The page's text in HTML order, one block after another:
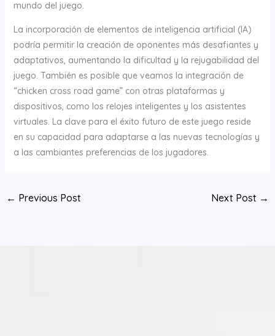
mundo del juego.
La incorporación de elementos de inteligencia artificial (IA)
podría permitir la creación de oponentes más desafiantes y
adaptativos, aumentando la dificultad y la rejugabilidad del
juego. También es posible que veamos la integración de
“chicken cross road game” con otras plataformas y
dispositivos, como los relojes inteligentes y los asistentes
virtuales. La clave para el éxito futuro de este juego reside
en su capacidad para adaptarse a las nuevas tecnologías y
a las cambiantes preferencias de los jugadores.
← Previous Post Next Post →